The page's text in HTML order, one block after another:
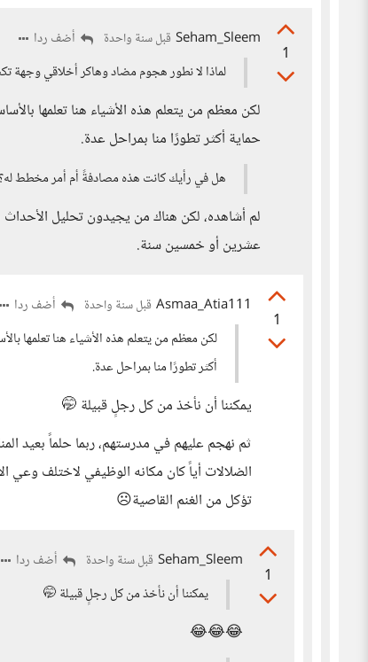
1
Seham_Sleem قبل سنة واحدة
أضف ردا
لماذا لا نطور هجوم مضاد وهاكر أخلاقي وجهة
لكن معظم من يتعلم هذه الأشياء هنا تعلمها
حماية أكثر تطورًا منا بمراحل عدة.
هل في رأيك كانت هذه مصادفةً أم أمر مخطط
لم أشاهده، لكن هناك من يجيدون تحليل
عشرين أو خمسين سنة.
1
Asmaa_Atia111 قبل سنة واحدة
أضف ردا
لكن معظم من يتعلم هذه الأشياء هنا تعلمها
أكثر تطورًا منا بمراحل عدة.
يمكننا أن نأخذ من كل رجلٍ قبيلة 🤭
ثم نهجم عليهم في مدرستهم، ربما حلماً بعيد
الضلالات أياً كان مكانه الوظيفي لاختلف وعي
تؤكل من الغنم القاصية☹️
1
Seham_Sleem قبل سنة واحدة
أضف ردا
يمكننا أن نأخذ من كل رجلٍ قبيلة 🤭
😂😂😂